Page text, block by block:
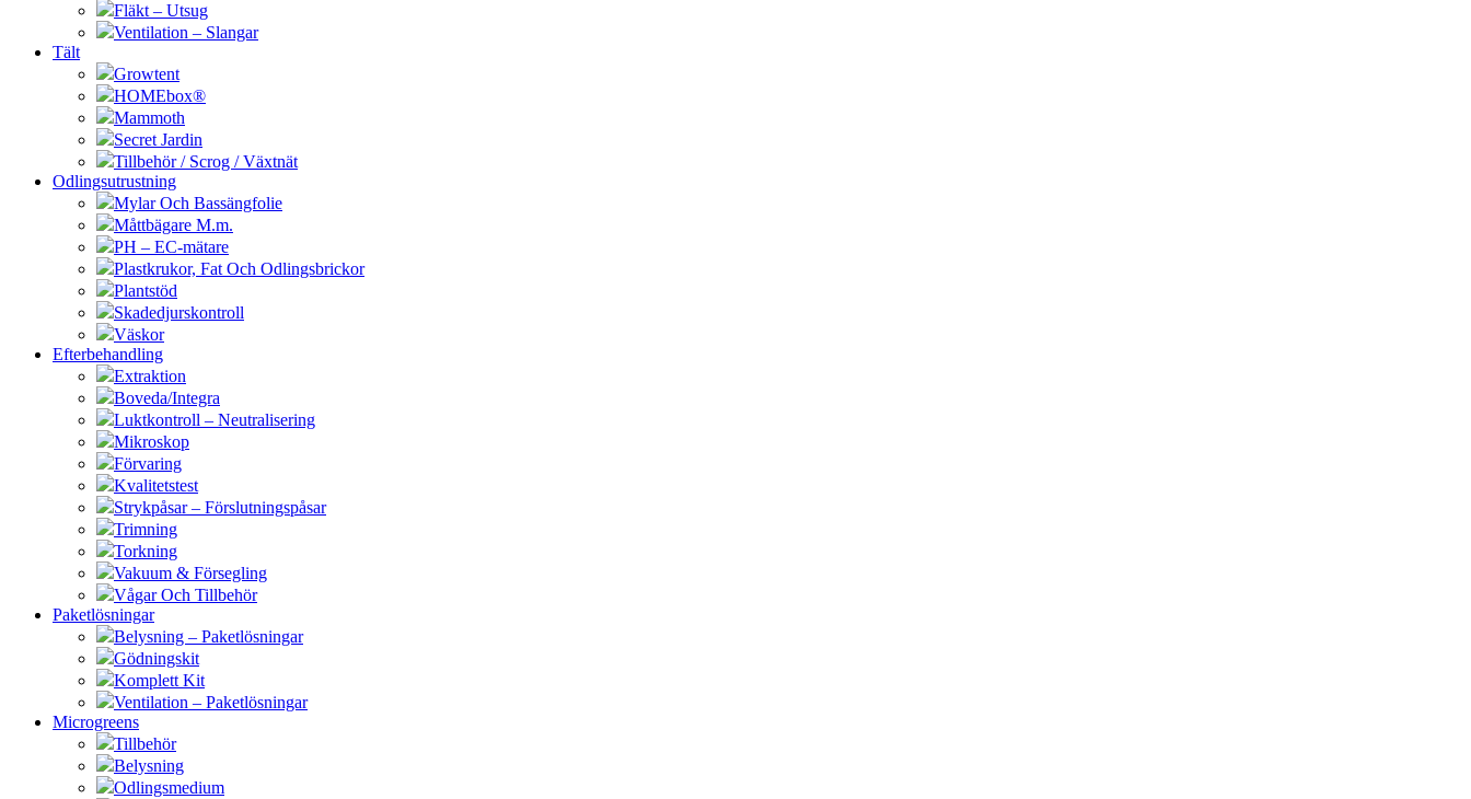
Fläkt – Utsug
Ventilation – Slangar
Tält
Growtent
HOMEbox®
Mammoth
Secret Jardin
Tillbehör / Scrog / Växtnät
Odlingsutrustning
Mylar Och Bassängfolie
Måttbägare M.m.
PH – EC-mätare
Plastkrukor, Fat Och Odlingsbrickor
Plantstöd
Skadedjurskontroll
Väskor
Efterbehandling
Extraktion
Boveda/Integra
Luktkontroll – Neutralisering
Mikroskop
Förvaring
Kvalitetstest
Strykpåsar – Förslutningspåsar
Trimning
Torkning
Vakuum & Försegling
Vågar Och Tillbehör
Paketlösningar
Belysning – Paketlösningar
Gödningskit
Komplett Kit
Ventilation – Paketlösningar
Microgreens
Tillbehör
Belysning
Odlingsmedium